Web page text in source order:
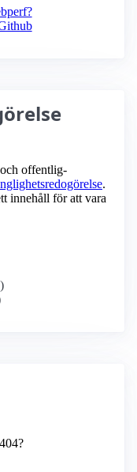
och offentlig­
.
innehåll för att vara